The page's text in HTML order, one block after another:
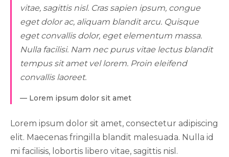
vitae, sagittis nisl. Cras sapien ipsum, congue
eget dolor ac, aliquam blandit arcu. Quisque
eget convallis dolor, eget elementum massa.
Nulla facilisi. Nam nec purus vitae lectus blandit
tempus sit amet vel lorem. Proin eleifend
convallis laoreet.
Lorem ipsum dolor sit amet
Lorem ipsum dolor sit amet, consectetur adipiscing
elit. Maecenas fringilla blandit malesuada. Nulla id
mi facilisis, lobortis libero vitae, sagittis nisl.